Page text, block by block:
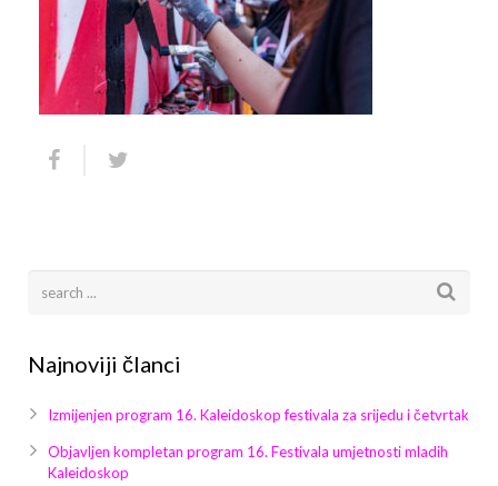
Video 2011
Video 2012
Video 2013
Video 2016
Galerija 2010
Galerija 2011
Galerija 2012
Galerija 2015
Galerija 2018
Arhiva
Kontakt
Najnoviji članci
Izmijenjen program 16. Kaleidoskop festivala za srijedu i četvrtak
Objavljen kompletan program 16. Festivala umjetnosti mladih
Kaleidoskop